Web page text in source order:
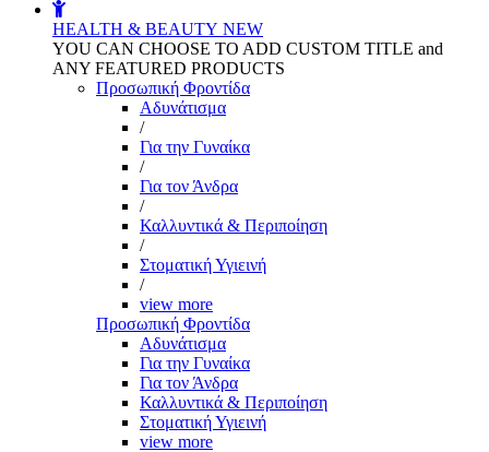
HEALTH & BEAUTY NEW
YOU CAN CHOOSE TO ADD CUSTOM TITLE and
ANY FEATURED PRODUCTS
Προσωπική Φροντίδα
Αδυνάτισμα
/
Για την Γυναίκα
/
Για τον Άνδρα
/
Καλλυντικά & Περιποίηση
/
Στοματική Υγιεινή
/
view more
Προσωπική Φροντίδα
Αδυνάτισμα
Για την Γυναίκα
Για τον Άνδρα
Καλλυντικά & Περιποίηση
Στοματική Υγιεινή
view more